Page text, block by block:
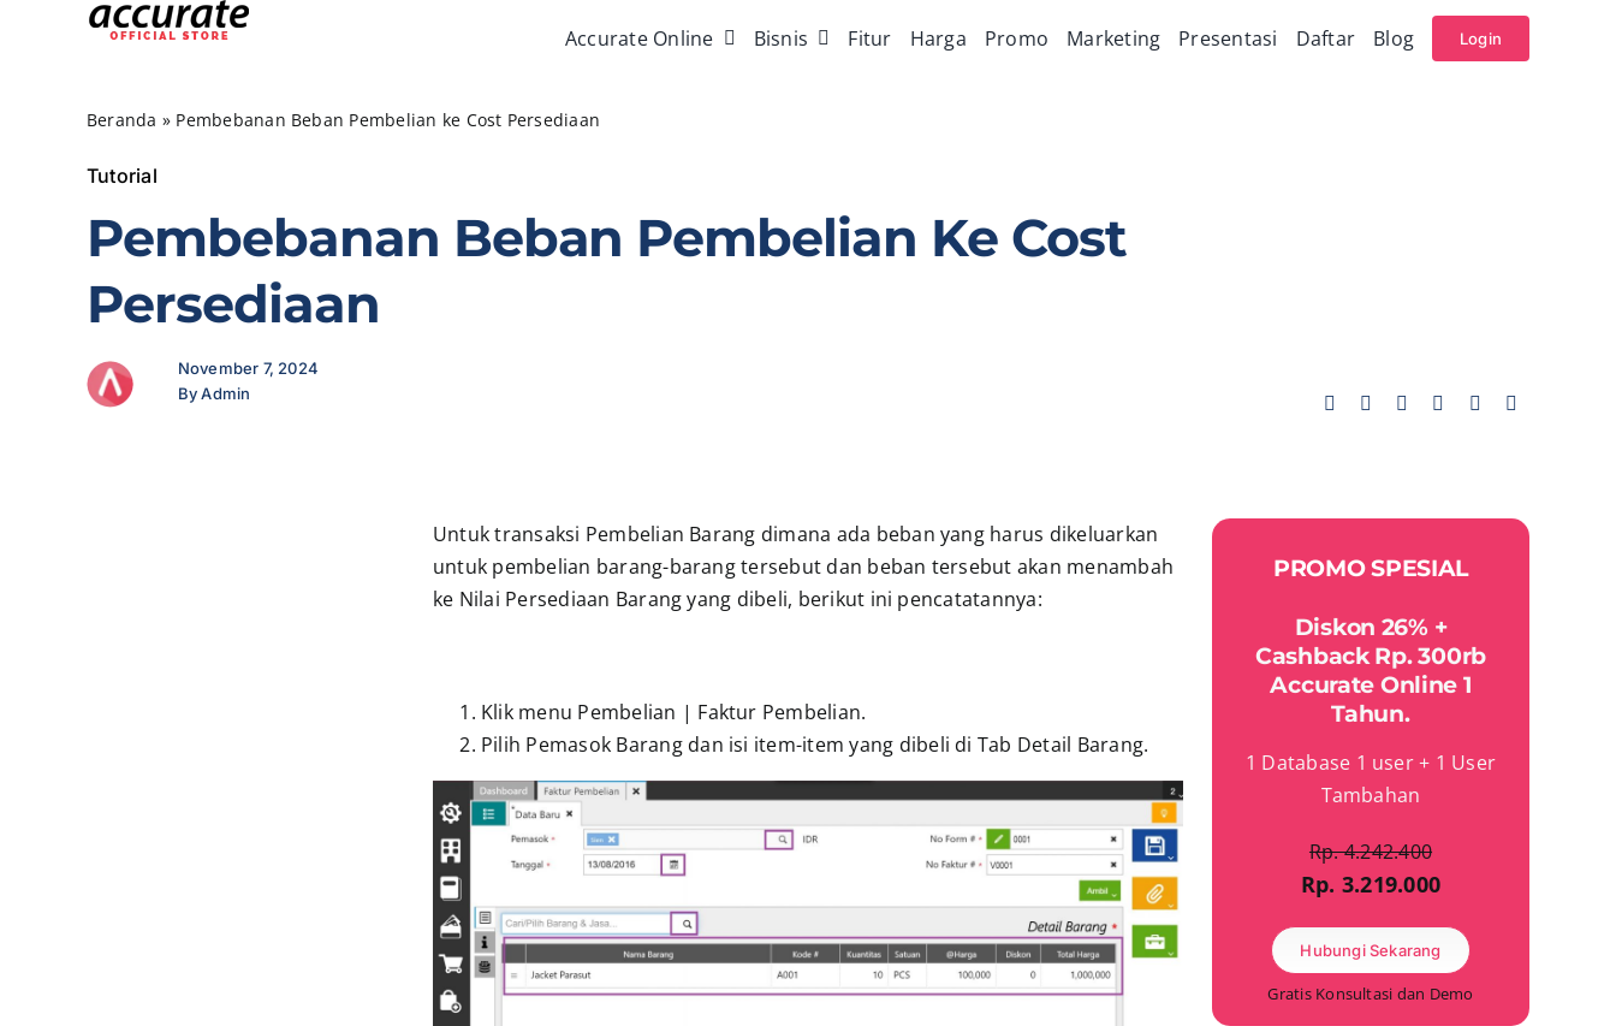
Accurate Online Bisnis Fitur Harga Promo Marketing Presentasi Daftar Blog Login
Beranda » Pembebanan Beban Pembelian ke Cost Persediaan
Tutorial
Pembebanan Beban Pembelian Ke Cost
Persediaan
November 7, 2024
By Admin
Untuk transaksi Pembelian Barang dimana ada beban yang harus dikeluarkan
untuk pembelian barang-barang tersebut dan beban tersebut akan menambah
ke Nilai Persediaan Barang yang dibeli, berikut ini pencatatannya:
Klik menu Pembelian | Faktur Pembelian.
Pilih Pemasok Barang dan isi item-item yang dibeli di Tab Detail Barang.
PROMO SPESIAL
Diskon 26% +
Cashback Rp. 300rb
Accurate Online 1
Tahun.
1 Database 1 user + 1 User
Tambahan
Rp. 4.242.400
Rp. 3.219.000
Hubungi Sekarang
Gratis Konsultasi dan Demo